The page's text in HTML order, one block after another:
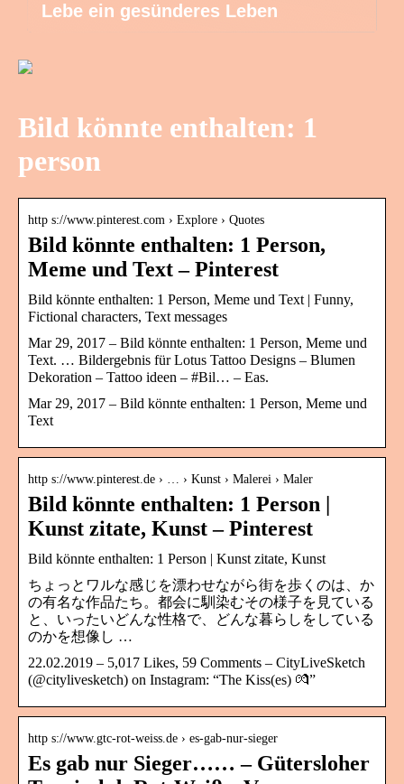
Lebe ein gesünderes Leben
Bild könnte enthalten: 1
person
http s://www.pinterest.com › Explore › Quotes
Bild könnte enthalten: 1 Person,
Meme und Text – Pinterest
Bild könnte enthalten: 1 Person, Meme und Text | Funny,
Fictional characters, Text messages
Mar 29, 2017 – Bild könnte enthalten: 1 Person, Meme und
Text. … Bildergebnis für Lotus Tattoo Designs – Blumen
Dekoration – Tattoo ideen – #Bil… – Eas.
Mar 29, 2017 – Bild könnte enthalten: 1 Person, Meme und
Text
http s://www.pinterest.de › … › Kunst › Malerei › Maler
Bild könnte enthalten: 1 Person |
Kunst zitate, Kunst – Pinterest
Bild könnte enthalten: 1 Person | Kunst zitate, Kunst
ちょっとワルな感じを漂わせながら街を歩くのは、か
の有名な作品たち。都会に馴染むその様子を見ている
と、いったいどんな性格で、どんな暮らしをしている
のかを想像し …
22.02.2019 – 5,017 Likes, 59 Comments – CityLiveSketch
(@citylivesketch) on Instagram: “The Kiss(es) 💏”
http s://www.gtc-rot-weiss.de › es-gab-nur-sieger
Es gab nur Sieger…… – Gütersloher